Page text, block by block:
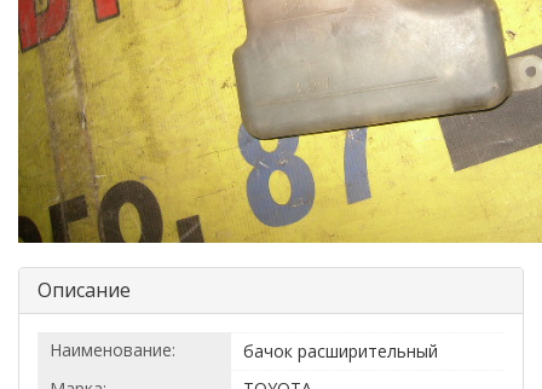
Описание
Наименование:
бачок расширительный